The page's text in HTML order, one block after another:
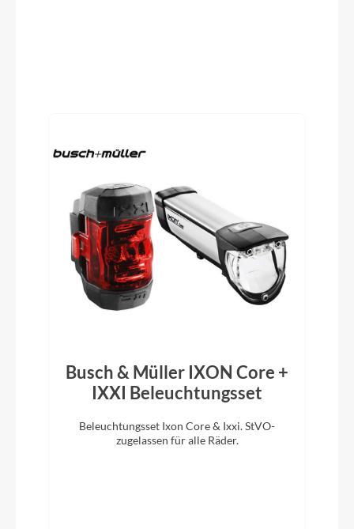
Vorbau
Cannondale C1 Conceal, Alloy, 31.8, -6°: 80mm
(44cm), 90mm (48-52cm), 100mm (54-56cm),
110mm (58-61cm)
2026
Busch & Müller IXON Core +
IXXI Beleuchtungsset
Beleuchtungsset Ixon Core & Ixxi. StVO-
zugelassen für alle Räder.